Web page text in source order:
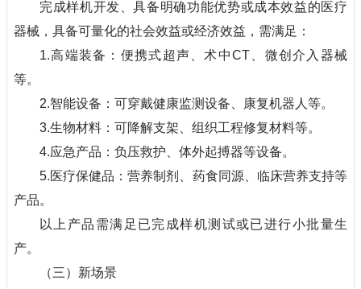
完成样机开发、具备明确功能优势或成本效益的医疗
器械，具备可量化的社会效益或经济效益，需满足：
1.高端装备：便携式超声、术中CT、微创介入器械
等。
2.智能设备：可穿戴健康监测设备、康复机器人等。
3.生物材料：可降解支架、组织工程修复材料等。
4.应急产品：负压救护、体外起搏器等设备。
5.医疗保健品：营养制剂、药食同源、临床营养支持等
产品。
以上产品需满足已完成样机测试或已进行小批量生
产。
（三）新场景